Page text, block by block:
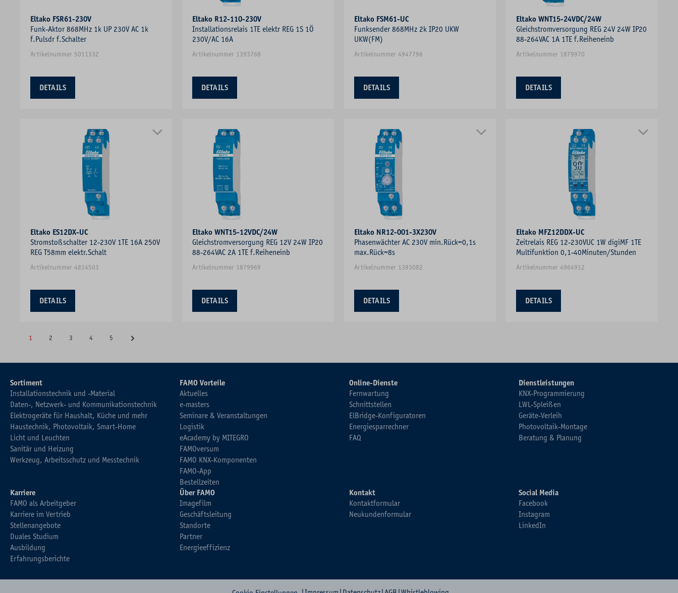
Eltako FSR61-230V
Funk-Aktor 868MHz 1k UP 230V AC 1k
f.Pulsdr f.Schalter
Artikelnummer 5011332
DETAILS
Eltako R12-110-230V
Installationsrelais 1TE elektr REG 1S 1Ö
230V/AC 16A
Artikelnummer 1393768
DETAILS
Eltako FSM61-UC
Funksender 868MHz 2k IP20 UKW
UKW(FM)
Artikelnummer 4947796
DETAILS
Eltako WNT15-24VDC/24W
Gleichstromversorgung REG 24V 24W IP20
88-264VAC 1A 1TE f.Reiheneinb
Artikelnummer 1879970
DETAILS
Eltako ES12DX-UC
Stromstoßschalter 12-230V 1TE 16A 250V
REG T58mm elektr.Schalt
Artikelnummer 4814503
DETAILS
Eltako WNT15-12VDC/24W
Gleichstromversorgung REG 12V 24W IP20
88-264VAC 2A 1TE f.Reiheneinb
Artikelnummer 1879969
DETAILS
Eltako NR12-001-3X230V
Phasenwächter AC 230V min.Rück=0,1s
max.Rück=8s
Artikelnummer 1393082
DETAILS
Eltako MFZ12DDX-UC
Zeitrelais REG 12-230VUC 1W digiMF 1TE
Multifunktion 0,1-40Minuten/Stunden
Artikelnummer 4964912
DETAILS
1 2 3 4 5
Sortiment
Installationstechnik und -Material
Daten-, Netzwerk- und Kommunikationstechnik
Elektrogeräte für Haushalt, Küche und mehr
Haustechnik, Photovoltaik, Smart-Home
Licht und Leuchten
Sanitär und Heizung
Werkzeug, Arbeitsschutz und Messtechnik
FAMO Vorteile
Aktuelles
e-masters
Seminare & Veranstaltungen
Logistik
eAcademy by MITEGRO
FAMOversum
FAMO KNX-Komponenten
FAMO-App
Bestellzeiten
Online-Dienste
Fernwartung
Schnittstellen
ElBridge-Konfiguratoren
Energiesparrechner
FAQ
Dienstleistungen
KNX-Programmierung
LWL-Spleißen
Geräte-Verleih
Photovoltaik-Montage
Beratung & Planung
Karriere
FAMO als Arbeitgeber
Karriere im Vertrieb
Stellenangebote
Duales Studium
Ausbildung
Erfahrungsberichte
Über FAMO
Imagefilm
Geschäftsleitung
Standorte
Partner
Energieeffizienz
Kontakt
Kontaktformular
Neukundenformular
Social Media
Facebook
Instagram
LinkedIn